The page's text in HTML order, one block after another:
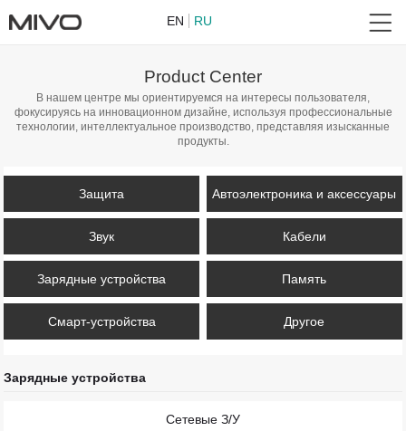
EN RU
Product Center
В нашем центре мы ориентируемся на интересы пользователя,
фокусируясь на инновационном дизайне, используя профессиональные
технологии, интеллектуальное производство, представляя изысканные
продукты.
Защита Автоэлектроника и аксессуары
Звук Кабели
Зарядные устройства Память
Смарт-устройства Другое
Зарядные устройства
Сетевые З/У